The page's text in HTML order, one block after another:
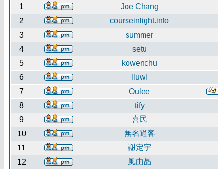
1
Joe Chang
2
courseinlight.info
3
summer
4
setu
5
kowenchu
6
liuwi
7
Oulee
8
tify
9
喜民
10
無名過客
11
謝定宇
12
風由晶